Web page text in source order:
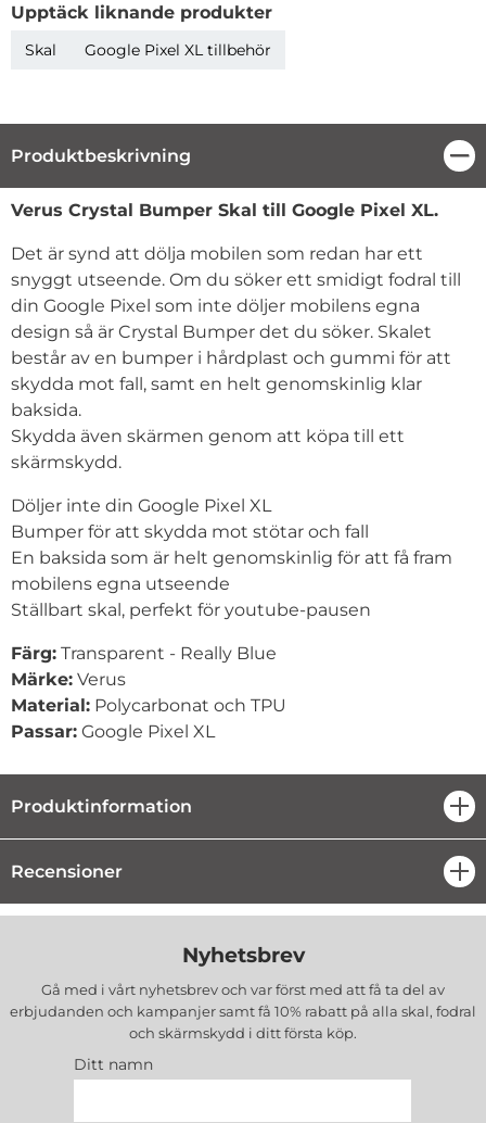
Upptäck liknande produkter
Skal Google Pixel XL tillbehör
Produktbeskrivning
Produktbeskrivning
Verus Crystal Bumper Skal till Google Pixel XL.
Det är synd att dölja mobilen som redan har ett
snyggt utseende. Om du söker ett smidigt fodral till
din Google Pixel som inte döljer mobilens egna
design så är Crystal Bumper det du söker. Skalet
består av en bumper i hårdplast och gummi för att
skydda mot fall, samt en helt genomskinlig klar
baksida.
Skydda även skärmen genom att köpa till ett
skärmskydd.
Döljer inte din Google Pixel XL
Bumper för att skydda mot stötar och fall
En baksida som är helt genomskinlig för att få fram
mobilens egna utseende
Ställbart skal, perfekt för youtube-pausen
Färg: Transparent - Really Blue
Märke: Verus
Material: Polycarbonat och TPU
Passar: Google Pixel XL
Produktinformation
Recensioner
Nyhetsbrev
Gå med i vårt nyhetsbrev och var först med att få ta del av
erbjudanden och kampanjer samt få 10% rabatt på alla skal, fodral
och skärmskydd i ditt första köp.
Ditt namn